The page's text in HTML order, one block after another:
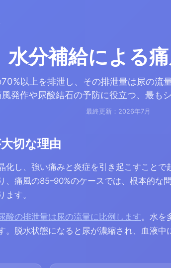
水分補給による
以上を排泄し、その排泄量は尿の流
発作や尿酸結石の予防に役立つ、最も
最終更新：2026年7月
切な理由
化し、強い痛みと炎症を引き起こすことで
、痛風の85–90%のケースでは、根本的な
す。
酸の排泄量は尿の流量に比例します。水を
。脱水状態になると尿が濃縮され、血液